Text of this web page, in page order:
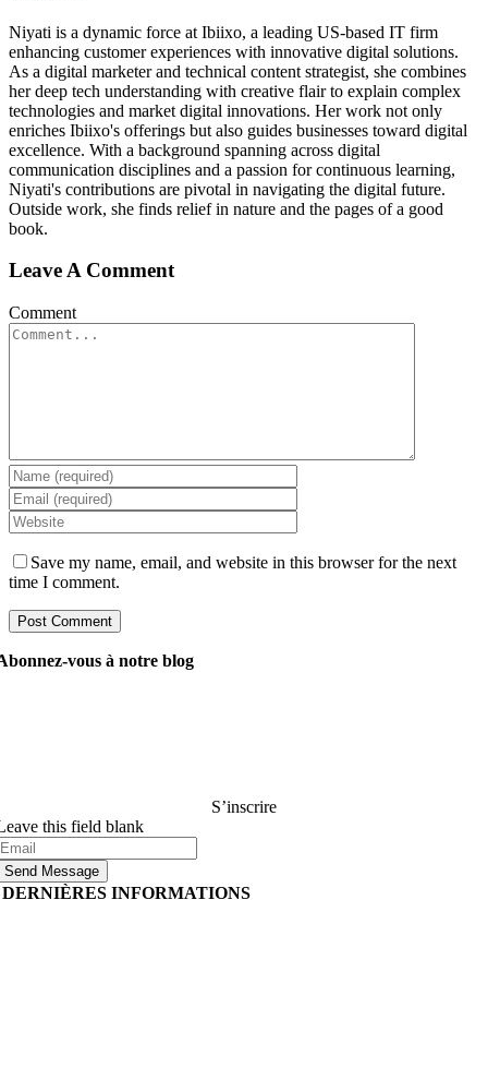
Niyati is a dynamic force at Ibiixo, a leading US-based IT firm
enhancing customer experiences with innovative digital solutions.
As a digital marketer and technical content strategist, she combines
her deep tech understanding with creative flair to explain complex
technologies and market digital innovations. Her work not only
enriches Ibiixo's offerings but also guides businesses toward digital
excellence. With a background spanning across digital
communication disciplines and a passion for continuous learning,
Niyati's contributions are pivotal in navigating the digital future.
Outside work, she finds relief in nature and the pages of a good
book.
Leave A Comment
Comment
Save my name, email, and website in this browser for the next
time I comment.
vous à notre blog
S’inscrire
this field blank
Send Message
DERNIÈRES INFORMATIONS